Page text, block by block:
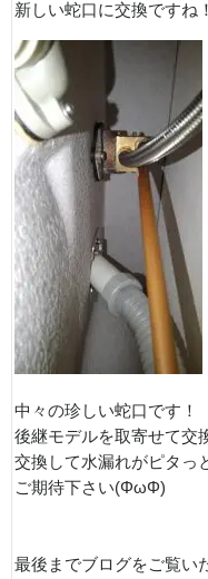
新しい蛇口に交換ですね！
中々の珍しい蛇口です！
後継モデルを取寄せて
交換して水漏れがピタっ
ご期待下さい(ΦωΦ)
最後までブログをご覧い